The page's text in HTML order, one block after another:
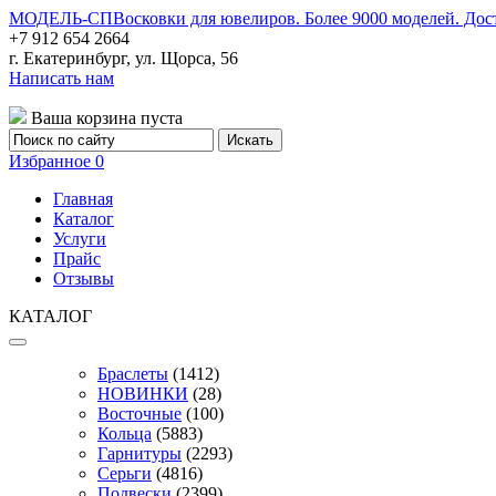
МОДЕЛЬ-СПВосковки для ювелиров. Более 9000 моделей.
+7 912 654 2664
г. Екатеринбург, ул. Щорса, 56
Написать нам
Ваша корзина пуста
Избранное 0
Главная
Каталог
Услуги
Прайс
Отзывы
КАТАЛОГ
Браслеты (1412)
НОВИНКИ (28)
Восточные (100)
Кольца (5883)
Гарнитуры (2293)
Серьги (4816)